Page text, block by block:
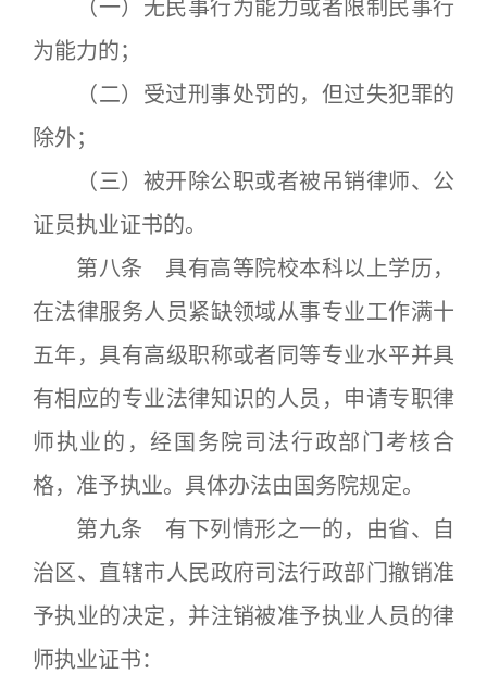
（一）无民事行为能力或者限制民事行
为能力的；
（二）受过刑事处罚的，但过失犯罪的
除外；
（三）被开除公职或者被吊销律师、公
证员执业证书的。
第八条 具有高等院校本科以上学历，
在法律服务人员紧缺领域从事专业工作满十
五年，具有高级职称或者同等专业水平并具
有相应的专业法律知识的人员，申请专职律
师执业的，经国务院司法行政部门考核合
格，准予执业。具体办法由国务院规定。
第九条 有下列情形之一的，由省、自
治区、直辖市人民政府司法行政部门撤销准
予执业的决定，并注销被准予执业人员的律
师执业证书：